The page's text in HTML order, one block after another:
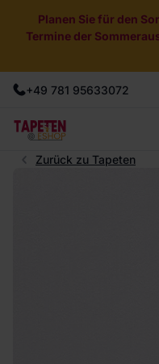
Planen Sie für den
Termine der
+49 781 95633072
Zurück zu Tapeten